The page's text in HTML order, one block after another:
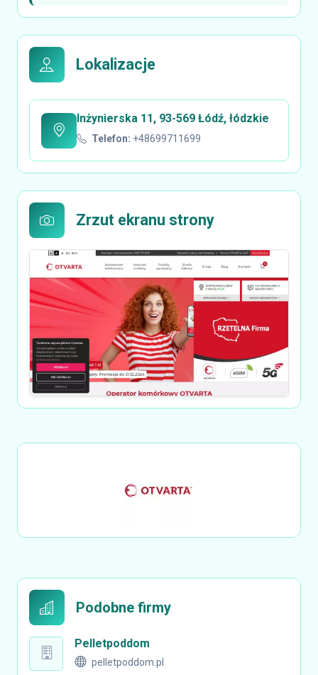
Lokalizacje
Inżynierska 11, 93-569 Łódź, łódzkie
Telefon: +48699711699
Zrzut ekranu strony
Podobne firmy
Pelletpoddom
pelletpoddom.pl